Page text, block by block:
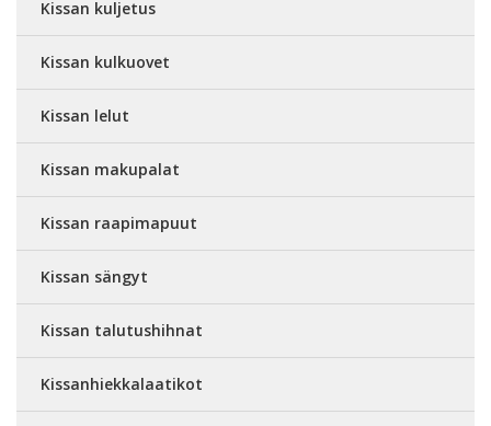
Kissan kuljetus
Kissan kulkuovet
Kissan lelut
Kissan makupalat
Kissan raapimapuut
Kissan sängyt
Kissan talutushihnat
Kissanhiekkalaatikot